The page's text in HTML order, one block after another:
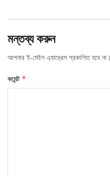
মন্তব্য করুন
আপনার ই-মেইল এ্যাড্রেস প্রকাশিত হবে না।
কমেন্ট *